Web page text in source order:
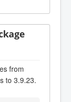
from
to 3.9.23.